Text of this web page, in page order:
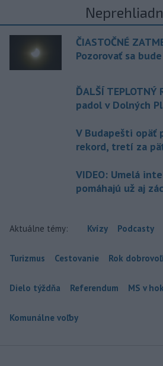
ČIASTOČNÉ
Pozorovať sa
ĎALŠÍ TEPLOTNÝ
padol v Dolných
V Budapešti opäť
rekord, tretí za
VIDEO: Umelá
pomáhajú už aj
Aktuálne témy: Kvízy Podcasty
Turizmus Cestovanie Rok
Dielo týždňa Referendum MS v
Komunálne voľby